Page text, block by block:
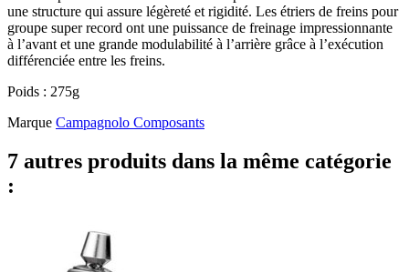
une structure qui assure légèreté et rigidité. Les étriers de freins pour
groupe super record ont une puissance de freinage impressionnante
à l’avant et une grande modulabilité à l’arrière grâce à l’exécution
différenciée entre les freins.
Poids : 275g
Marque Campagnolo Composants
7 autres produits dans la même catégorie
: